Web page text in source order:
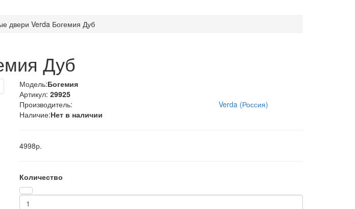
двери Verda Богемия Дуб
Дуб
Модель:Богемия
Артикул: 29925
Производитель:
Verda (Россия)
Наличие:Нет в наличии
4998р.
Количество